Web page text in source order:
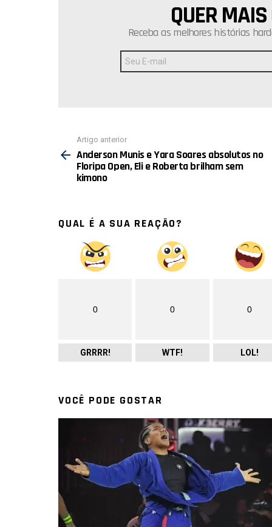
QUER
Receba as melhores histórias
de
E-
mais
Artigo anterior
Anderson Munis e Yara Soares absolutos no
Floripa Open, Eli e Roberta brilham sem
kimono
QUAL É A SUA REAÇÃO?
0
GRRRR!
0
WTF!
0
LOL!
VOCÊ PODE GOSTAR